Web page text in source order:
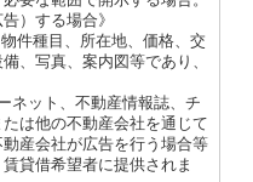
）する場合》
件種目、所在地、価格、交
、写真、案内図等であり、
ネット、不動産情報誌、チ
は他の不動産会社を通じて
産会社が広告を行う場合等
貸借希望者に提供されま